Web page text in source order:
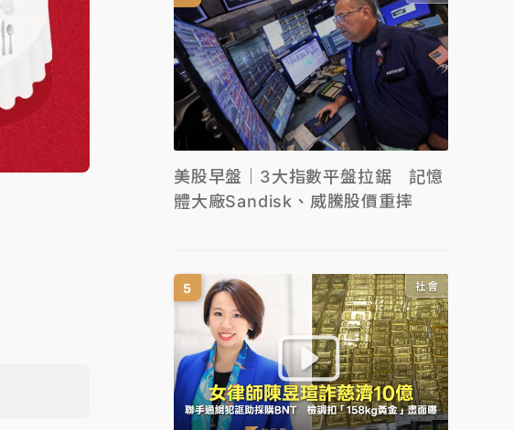
美股早盤｜3大指數平盤拉鋸 記憶
體大廠Sandisk、威騰股價重摔
社會